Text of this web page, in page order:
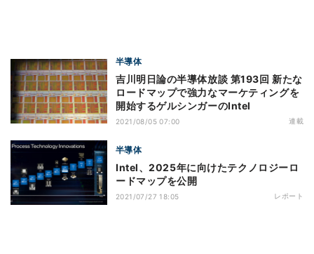
半導体
吉川明日論の半導体放談 第193回 新たな
ロードマップで強力なマーケティングを
開始するゲルシンガーのIntel
2021/08/05 07:00 連載
半導体
Intel、2025年に向けたテクノロジーロ
ードマップを公開
2021/07/27 18:05 レポート